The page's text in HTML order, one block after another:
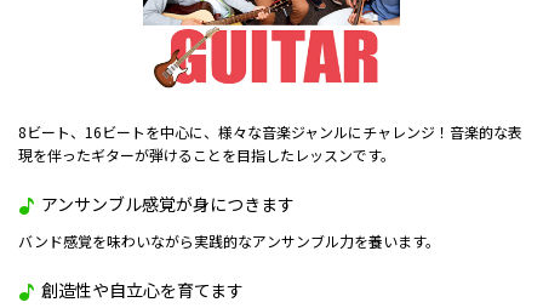
8ビート、16ビートを中心に、様々な音楽ジャンルにチャレンジ！音楽的な表
現を伴ったギターが弾けることを目指したレッスンです。
アンサンブル感覚が身につきます
バンド感覚を味わいながら実践的なアンサンブル力を養います。
創造性や自立心を育てます